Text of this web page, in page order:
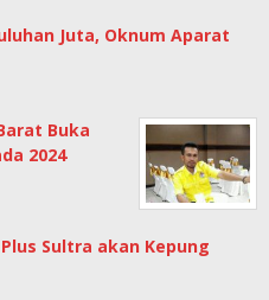
Juta, Oknum Aparat
Buka
2024
Sultra akan Kepung